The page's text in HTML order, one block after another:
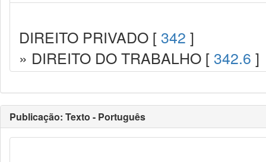
DIREITO PRIVADO [ 342 ]
» DIREITO DO TRABALHO [ 342.6 ]
Publicação: Texto - Português